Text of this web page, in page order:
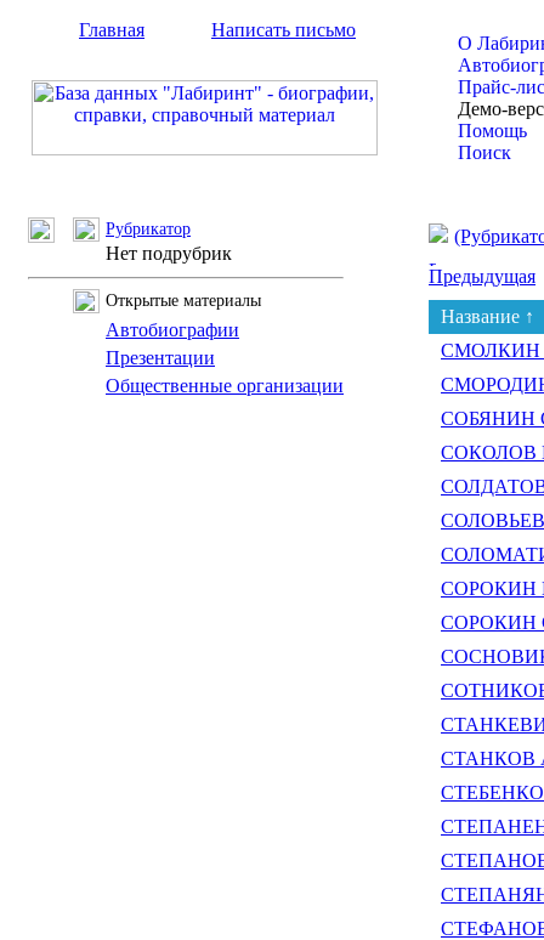
Главная Написать письмо
О
Прайс-
Демо-
Помощь
Поиск
Рубрикатор
Нет подрубрик
Открытые материалы
Автобиографии
Презентации
Общественные организации
Предыдущая
Название ↑
СМОЛКИН
СМОРОДИН
СОБЯНИН
СОКОЛОВ
СОЛДАТОВ
СОЛОВЬЕВ
СОРОКИН
СОРОКИН
СОСНОВИК
СОТНИКОВ
СТАНКОВ
СТЕПАНОВ
СТЕФАНОВ